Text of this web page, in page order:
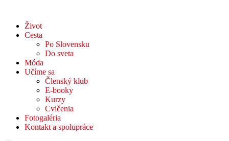
Život
Cesta
Po Slovensku
Do sveta
Móda
Učíme sa
Členský klub
E-booky
Kurzy
Cvičenia
Fotogaléria
Kontakt a spolupráce